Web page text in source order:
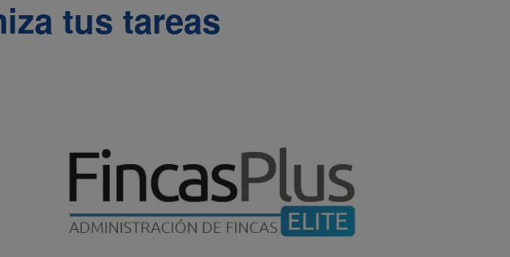
tus tareas